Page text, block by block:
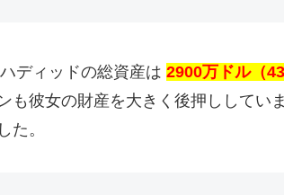
ディッドの総資産は 2900万ドル（
も彼女の財産を大きく後押しして
た。